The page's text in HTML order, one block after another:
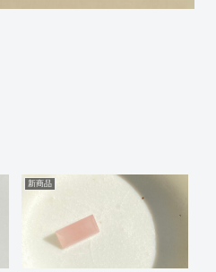
新商品